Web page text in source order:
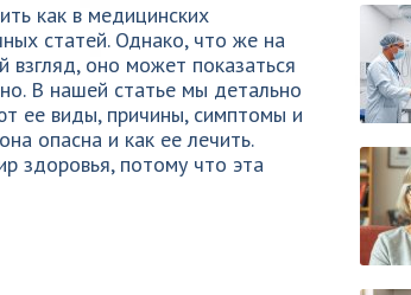
как в медицинских
статей. Однако, что же на
оно может показаться
В нашей статье мы детально
ее виды, причины, симптомы и
опасна и как ее лечить.
здоровья, потому что эта